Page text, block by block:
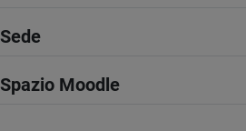
Sede
Spazio Moodle